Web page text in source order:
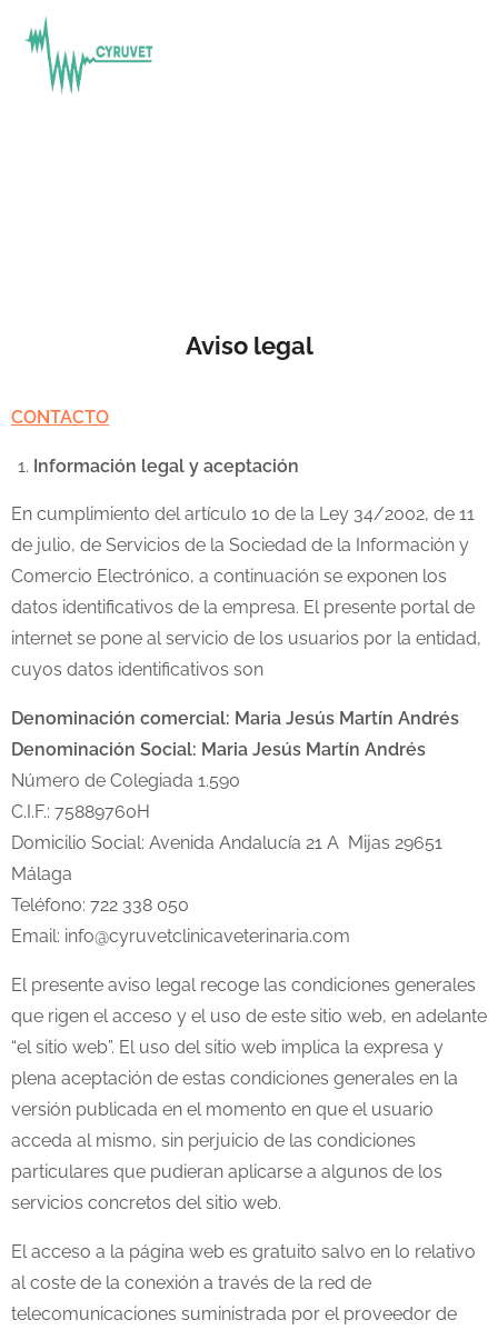
Aviso legal
CONTACTO
Información legal y aceptación
En cumplimiento del artículo 10 de la Ley 34/2002, de 11
de julio, de Servicios de la Sociedad de la Información y
Comercio Electrónico, a continuación se exponen los
datos identificativos de la empresa. El presente portal de
internet se pone al servicio de los usuarios por la entidad,
cuyos datos identificativos son
Denominación comercial: Maria Jesús Martín Andrés
Denominación Social: Maria Jesús Martín Andrés
Número de Colegiada 1.590
C.I.F.: 75889760H
Domicilio Social: Avenida Andalucía 21 A Mijas 29651
Málaga
Teléfono: 722 338 050
Email: info@cyruvetclinicaveterinaria.com
El presente aviso legal recoge las condiciones generales
que rigen el acceso y el uso de este sitio web, en adelante
“el sitio web”. El uso del sitio web implica la expresa y
plena aceptación de estas condiciones generales en la
versión publicada en el momento en que el usuario
acceda al mismo, sin perjuicio de las condiciones
particulares que pudieran aplicarse a algunos de los
servicios concretos del sitio web.
El acceso a la página web es gratuito salvo en lo relativo
al coste de la conexión a través de la red de
telecomunicaciones suministrada por el proveedor de